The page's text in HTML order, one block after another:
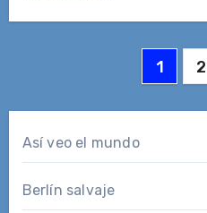
Paginación
entradas
1 2
Así veo el mundo
Berlín salvaje